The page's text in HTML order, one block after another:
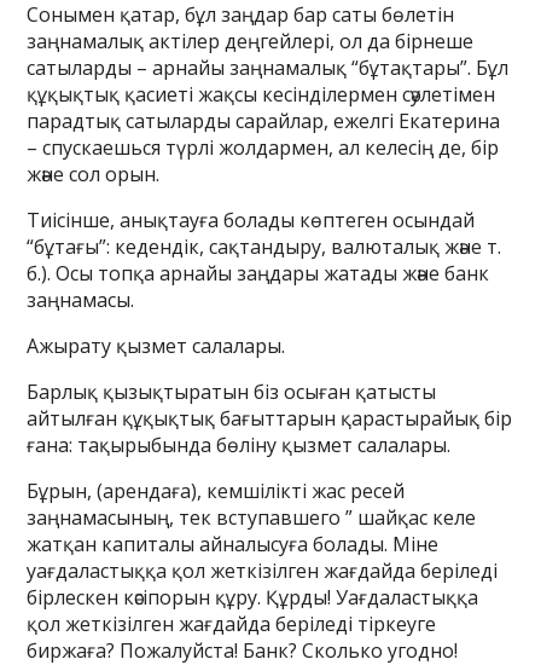
Сонымен қатар, бұл заңдар бар саты бөлетін
заңнамалық актілер деңгейлері, ол да бірнеше
сатыларды – арнайы заңнамалық “бұтақтары”. Бұл
құқықтық қасиеті жақсы кесінділермен сәулетімен
парадтық сатыларды сарайлар, ежелгі Екатерина
– спускаешься түрлі жолдармен, ал келесің де, бір
және сол орын.
Тиісінше, анықтауға болады көптеген осындай
“бұтағы”: кедендік, сақтандыру, валюталық және т.
б.). Осы топқа арнайы заңдары жатады және банк
заңнамасы.
Ажырату қызмет салалары.
Барлық қызықтыратын біз осыған қатысты
айтылған құқықтық бағыттарын қарастырайық бір
ғана: тақырыбында бөліну қызмет салалары.
Бұрын, (арендаға), кемшілікті жас ресей
заңнамасының, тек вступавшего ” шайқас келе
жатқан капиталы айналысуға болады. Міне
уағдаластыққа қол жеткізілген жағдайда беріледі
бірлескен кәсіпорын құру. Құрды! Уағдаластыққа
қол жеткізілген жағдайда беріледі тіркеуге
биржаға? Пожалуйста! Банк? Сколько угодно!